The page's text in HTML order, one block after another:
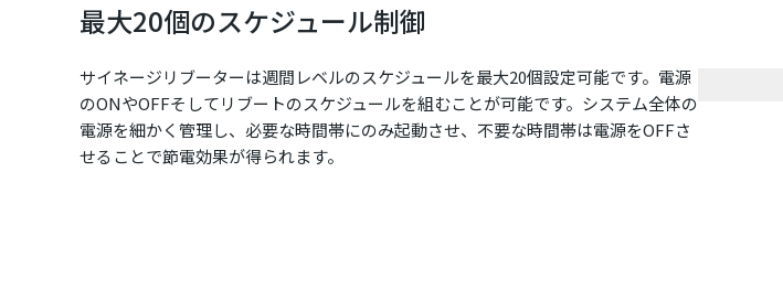
最大20個のスケジュール制御
サイネージリブーターは週間レベルのスケジュールを最大20個設定可能です。電源
のONやOFFそしてリブートのスケジュールを組むことが可能です。システム全体の
電源を細かく管理し、必要な時間帯にのみ起動させ、不要な時間帯は電源をOFFさ
せることで節電効果が得られます。